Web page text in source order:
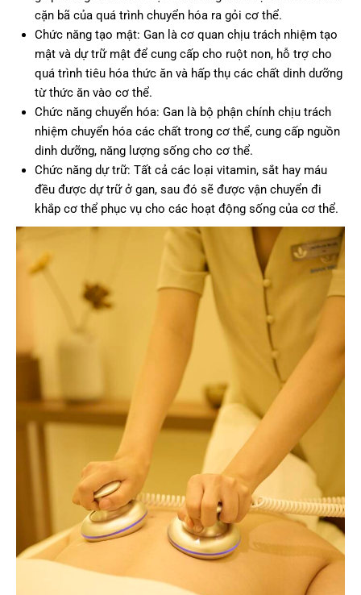
cặn bã của quá trình chuyển hóa ra gỏi cơ thể.
Chức năng tạo mật: Gan là cơ quan chịu trách nhiệm tạo
mật và dự trữ mật để cung cấp cho ruột non, hỗ trợ cho
quá trình tiêu hóa thức ăn và hấp thụ các chất dinh dưỡng
từ thức ăn vào cơ thể.
Chức năng chuyển hóa: Gan là bộ phận chính chịu trách
nhiệm chuyển hóa các chất trong cơ thể, cung cấp nguồn
dinh dưỡng, năng lượng sống cho cơ thể.
Chức năng dự trữ: Tất cả các loại vitamin, sắt hay máu
đều được dự trữ ở gan, sau đó sẽ được vận chuyển đi
khắp cơ thể phục vụ cho các hoạt động sống của cơ thể.